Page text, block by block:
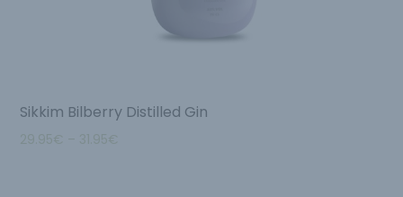
Sikkim Bilberry Distilled Gin
29.95€ – 31.95€